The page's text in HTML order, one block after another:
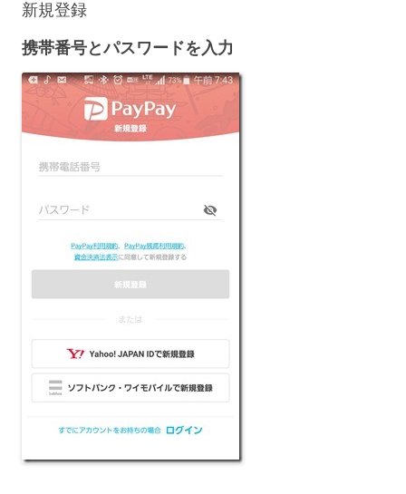
新規登録
携帯番号とパスワードを入力